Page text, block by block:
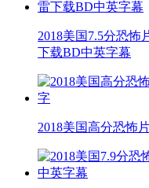
2018美国7.5分恐怖
下载BD中英字幕
2018美国高分恐怖